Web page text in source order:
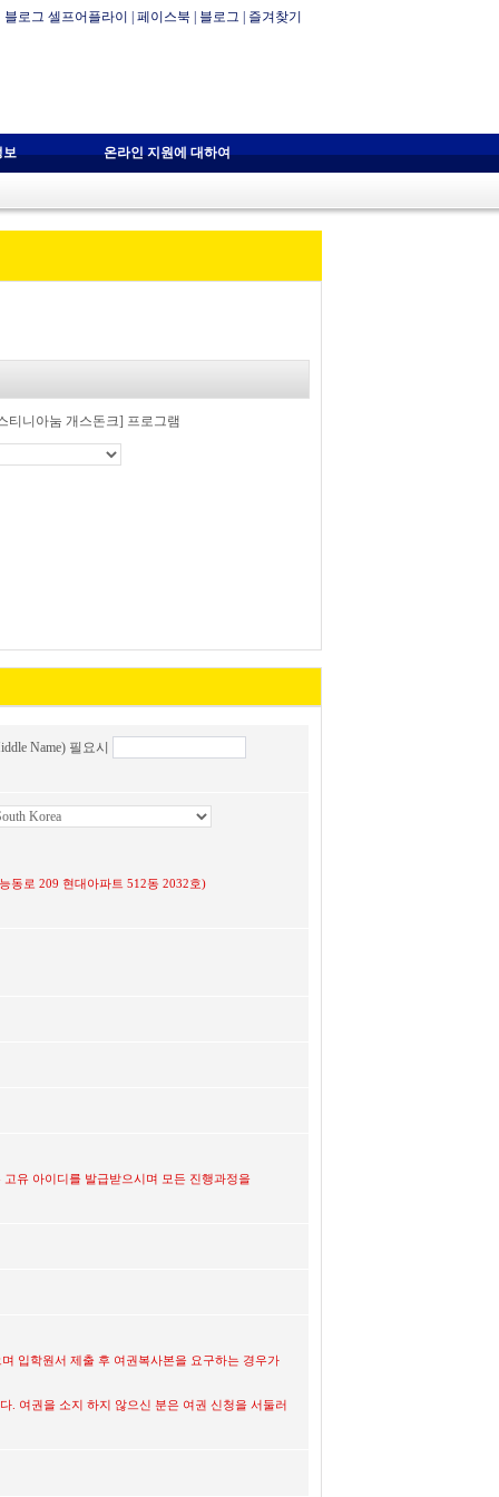
블로그 셀프어플라이 페이스북 블로그 즐겨찾기
보 온라인 지원에 대하여
티니아눔 개스돈크] 프로그램
Name) 필요시
동로 209 현대아파트 512동 2032호)
유 아이디를 발급받으시며 모든 진행과정을
입학원서 제출 후 여권복사본을 요구하는 경우가
. 여권을 소지 하지 않으신 분은 여권 신청을 서둘러